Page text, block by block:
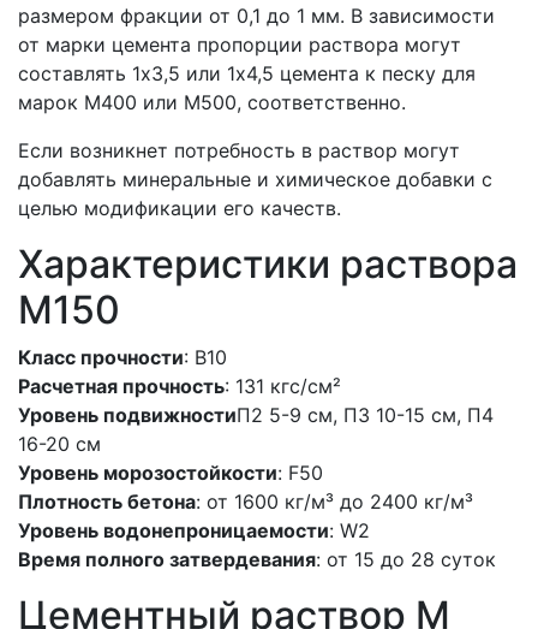
размером фракции от 0,1 до 1 мм. В зависимости
от марки цемента пропорции раствора могут
составлять 1x3,5 или 1x4,5 цемента к песку для
марок M400 или M500, соответственно.
Если возникнет потребность в раствор могут
добавлять минеральные и химическое добавки с
целью модификации его качеств.
Характеристики раствора
М150
Класс прочности: В10
Расчетная прочность: 131 кгс/см²
Уровень подвижностиП2 5-9 см, П3 10-15 см, П4
16-20 см
Уровень морозостойкости: F50
Плотность бетона: от 1600 кг/м³ до 2400 кг/м³
Уровень водонепроницаемости: W2
Время полного затвердевания: от 15 до 28 суток
Цементный раствор М